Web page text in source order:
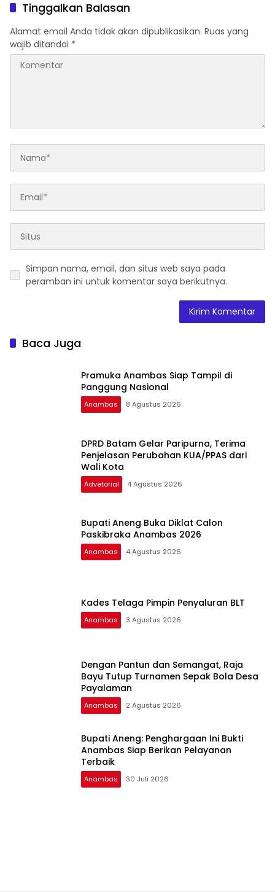
Tinggalkan Balasan
Alamat email Anda tidak akan dipublikasikan. Ruas yang
wajib ditandai *
Simpan nama, email, dan situs web saya pada
peramban ini untuk komentar saya berikutnya.
Baca Juga
Pramuka Anambas Siap Tampil di
Panggung Nasional
Anambas 8 Agustus 2026
DPRD Batam Gelar Paripurna, Terima
Penjelasan Perubahan KUA/PPAS dari
Wali Kota
Advetorial 4 Agustus 2026
Bupati Aneng Buka Diklat Calon
Paskibraka Anambas 2026
Anambas 4 Agustus 2026
Kades Telaga Pimpin Penyaluran BLT
Anambas 3 Agustus 2026
Dengan Pantun dan Semangat, Raja
Bayu Tutup Turnamen Sepak Bola Desa
Payalaman
Anambas 2 Agustus 2026
Bupati Aneng: Penghargaan Ini Bukti
Anambas Siap Berikan Pelayanan
Terbaik
Anambas 30 Juli 2026